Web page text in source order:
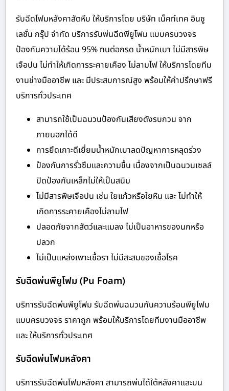
รับฉีดโฟมหลังคาสัตหีบ ให้บริการโดย บริษัท เน็คท์เทค อินซู
เลชั่น กรุ๊ป จำกัด บริการรับพ่นฉีดพียูโฟม แบบครบวงจร
ป้องกันความได้ร้อน 95% ทนต่อกรด น้ำหนักเบา ไม่มีสารพิษ
เจือปน ไม่ทำให้เกิดการระคายเคือง ไม่ลามไฟ ให้บริการโดยทีม
งานช่างมืออาชีพ และ มีประสบการณ์สูง พร้อมให้คำปรึกษาฟรี
บริการทั่วประเทศ
สามารถใช้เป็นฉนวนป้องกันเสียงดังรบกวน จาก
ภายนอกได้ดี
การยึดเกาะดีเยี่ยมน้ำหนักเบาลดปัญหาการหลุดร่วง
ป้องกันการรั่วซึมและความชื้น เนื่องจากเป็นฉนวนเซลล์
ปิดป้องกันเหล็กไม่ให้เป็นสนิม
ไม่มีสารพิษเจือปน เช่น ใยแก้วหรือใยหิน และ ไม่ทำให้
เกิดการระคายเคืองไม่ลามไฟ
ปลอดภัยจากสัตว์และแมลง ไม่เป็นอาหารของนกหรือ
ปลวก
ไม่เป็นแหล่งเพาะเชื้อรา ไม่มีสะสมของเชื้อโรค
รับฉีดพ่นพียูโฟม (Pu Foam)
บริการรับฉีดพ่นพียูโฟม รับฉีดพ่นฉนวนกันความร้อนพียูโฟม
แบบครบวงจร ราคาถูก พร้อมให้บริการโดยทีมงานมืออาชีพ
และ ให้บริการทั่วประเทศ
รับฉีดพ่นโฟมหลังคา
บริการรับฉีดพ่นโฟมหลังคา สามารถพ่นได้ใต้หลังคาและบน